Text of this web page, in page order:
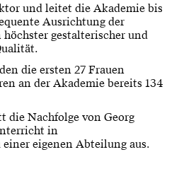
und leitet die Akademie bis
Ausrichtung der
gestalterischer und
die ersten 27 Frauen
an der Akademie bereits 134
die Nachfolge von Georg
in
eigenen Abteilung aus.